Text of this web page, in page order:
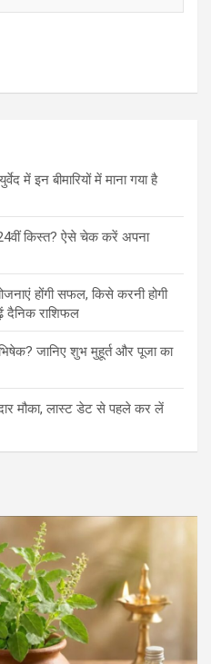
में इन बीमारियों में माना गया है
किस्त? ऐसे चेक करें अपना
होंगी सफल, किसे करनी होगी
दैनिक राशिफल
जानिए शुभ मुहूर्त और पूजा का
मौका, लास्ट डेट से पहले कर लें